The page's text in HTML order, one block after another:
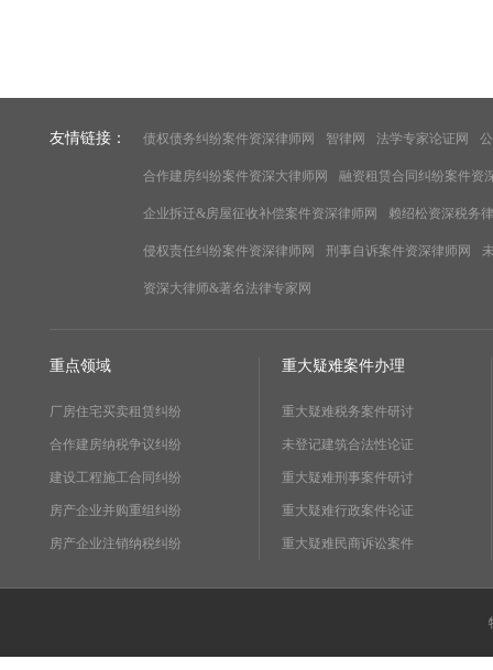
友情链接： 债权债务纠纷案件资深律师网 智律网 法学专家论证网
合作建房纠纷案件资深大律师网 融资租赁合同纠纷案件资
企业拆迁&房屋征收补偿案件资深律师网 赖绍松资深税务
侵权责任纠纷案件资深律师网 刑事自诉案件资深律师网
资深大律师&著名法律专家网
重点领域
厂房住宅买卖租赁纠纷
合作建房纳税争议纠纷
建设工程施工合同纠纷
房产企业并购重组纠纷
房产企业注销纳税纠纷
重大疑难案件办理
重大疑难税务案件研讨
未登记建筑合法性论证
重大疑难刑事案件研讨
重大疑难行政案件论证
重大疑难民商诉讼案件